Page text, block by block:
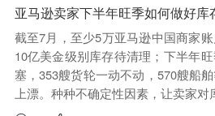
亚马逊卖家下半年旺季如何做好库
截至7月，至少5万亚马逊中国商家
10亿美金级别库存待清理；下半年
塞，353艘货轮一动不动，570艘船
上漂。种种不确定性因素，让卖家对